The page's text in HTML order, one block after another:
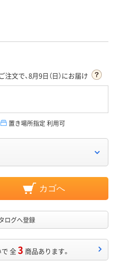
注文で、8月9日（日）にお届け
置き場所指定 利用可
カゴへ
ログへ登録
で 全3 商品あります。